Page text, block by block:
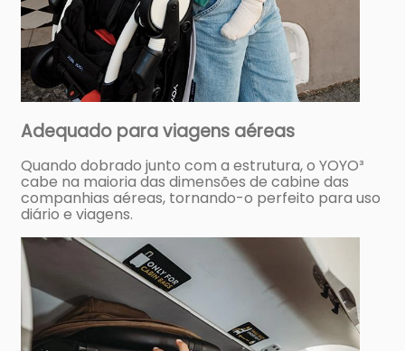
Adequado para viagens aéreas
Quando dobrado junto com a estrutura, o YOYO³
cabe na maioria das dimensões de cabine das
companhias aéreas, tornando-o perfeito para uso
diário e viagens.